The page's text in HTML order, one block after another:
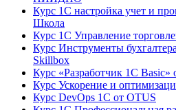
Курс 1С настройка учет и
Школа
Курс 1С Управление
Курс Инструменты
Skillbox
Курс «Разработчик 1С Basic»
Курс Ускорение и
Курс DevOps 1С от OTUS